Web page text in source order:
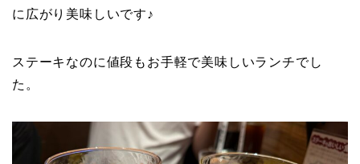
に広がり美味しいです♪
ステーキなのに値段もお手軽で美味しいランチでし
た。